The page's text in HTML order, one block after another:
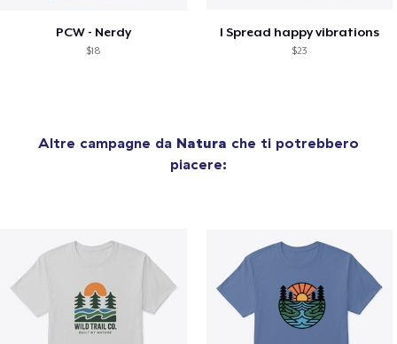
PCW - Nerdy
$18
I Spread happy vibrations
$23
Altre campagne da Natura che ti potrebbero
piacere: